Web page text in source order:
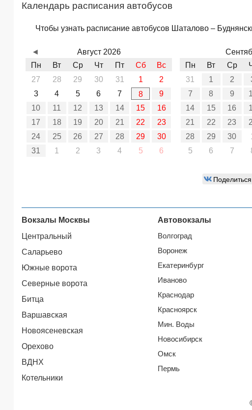
Календарь расписания автобусов
Чтобы узнать расписание автобусов Шаталово –
Август 2026
Пн
Вт Ср Чт Пт Сб
Вс
27
28 29 30 31 1
2
3
4 5 6 7 8
9
10
11 12 13 14 15
16
17
18 19 20 21 22
23
24
25 26 27 28 29
30
31
1 2 3 4 5 6
Пн
Вт Ср
31
1 2
7
8 9
14
15 16
21
22 23
28
29 30 1
5
6 7
◄
Поделиться
Вокзалы Москвы
Центральный
Саларьево
Южные ворота
Северные ворота
Битца
Варшавская
Новоясеневская
Орехово
ВДНХ
Котельники
Автовокзалы
Волгоград
Воронеж
Екатеринбург
Иваново
Краснодар
Красноярск
Мин. Воды
Новосибирск
Омск
Пермь